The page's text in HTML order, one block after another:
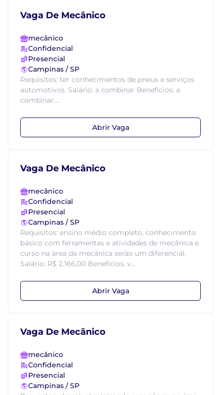
Vaga De Mecânico
mecânico
Confidencial
Presencial
Campinas / SP
Requisitos: ter conhecimentos de pneus e serviços
automotivos. Salário: a combinar Benefícios: a
combinar....
Abrir Vaga
Vaga De Mecânico
mecânico
Confidencial
Presencial
Campinas / SP
Requisitos: ensino médio completo, conhecimento
básico com ferramentas e atividades de mecânica e
curso na área da mecânica serão um diferencial.
Salário: R$ 2.166,00 Benefícios: v...
Abrir Vaga
Vaga De Mecânico
mecânico
Confidencial
Presencial
Campinas / SP